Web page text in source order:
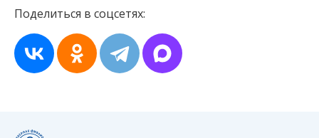
Поделиться в соцсетях: